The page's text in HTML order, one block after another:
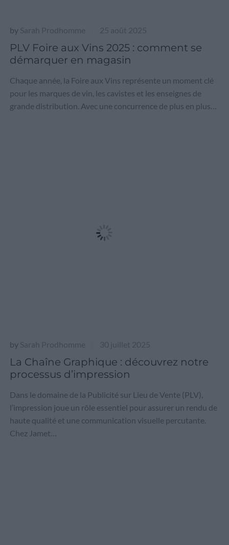
by Sarah Prodhomme 25 août 2025
PLV Foire aux Vins 2025 : comment se
démarquer en magasin
Chaque année, la Foire aux Vins représente un moment clé
pour les marques de vin, les cavistes et les enseignes de
grande distribution. Avec une concurrence de plus en plus…
by Sarah Prodhomme 30 juillet 2025
La Chaîne Graphique : découvrez notre
processus d’impression
Dans le domaine de la Publicité sur Lieu de Vente (PLV),
l’impression joue un rôle essentiel pour assurer un rendu de
haute qualité et une communication visuelle percutante.
Chez Jamet…